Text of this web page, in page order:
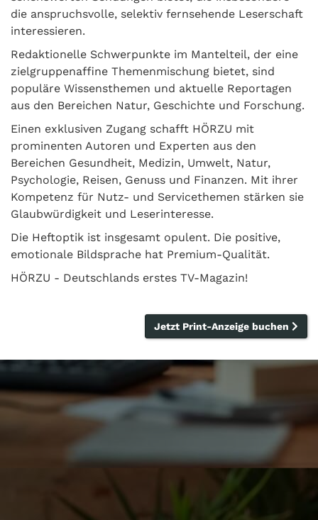
die anspruchsvolle, selektiv fernsehende Leserschaft
interessieren.
Redaktionelle Schwerpunkte im Mantelteil, der eine
zielgruppenaffine Themenmischung bietet, sind
populäre Wissensthemen und aktuelle Reportagen
aus den Bereichen Natur, Geschichte und Forschung.
Einen exklusiven Zugang schafft HÖRZU mit
prominenten Autoren und Experten aus den
Bereichen Gesundheit, Medizin, Umwelt, Natur,
Psychologie, Reisen, Genuss und Finanzen. Mit ihrer
Kompetenz für Nutz- und Servicethemen stärken sie
Glaubwürdigkeit und Leserinteresse.
Die Heftoptik ist insgesamt opulent. Die positive,
emotionale Bildsprache hat Premium-Qualität.
HÖRZU - Deutschlands erstes TV-Magazin!
Jetzt Print-Anzeige buchen